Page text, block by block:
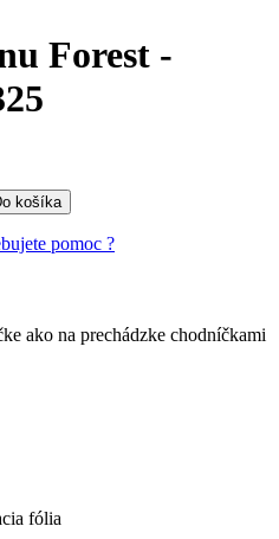
Forest -
košíka
pomoc ?
ako na prechádzke chodníčkami
fólia